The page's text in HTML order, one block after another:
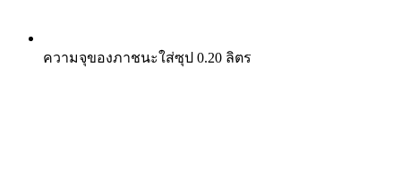
ความจุของภาชนะใส่ซุป 0.20 ลิตร